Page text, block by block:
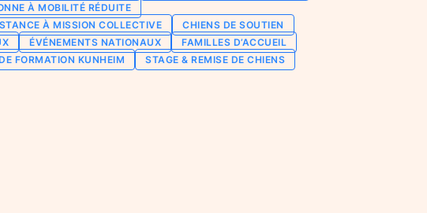
À MOBILITÉ RÉDUITE
À MISSION COLLECTIVE
CHIENS DE SOUTIEN
ÉVÉNEMENTS NATIONAUX
FAMILLES D’ACCUEIL
FORMATION KUNHEIM STAGE & REMISE DE CHIENS